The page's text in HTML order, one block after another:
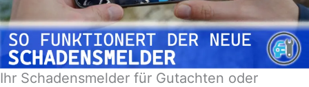
Ihr Schadensmelder für Gutachten oder